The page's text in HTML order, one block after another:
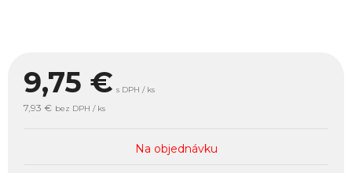
9,75 € s DPH / ks
7,93 € bez DPH / ks
Na objednávku